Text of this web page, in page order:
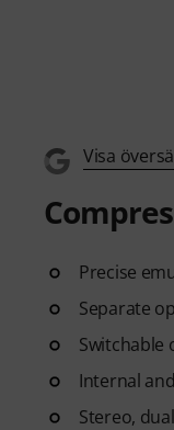
Visa
Precise
Separate
Switchable
Internal
Stereo,